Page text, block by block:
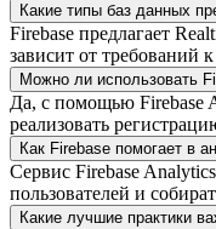
Какие типы баз данных
Firebase предлагает
зависит от требований
Можно ли использовать
Да, с помощью Firebase
реализовать
Как Firebase помогает в
Сервис Firebase
пользователей и
Какие лучшие практики